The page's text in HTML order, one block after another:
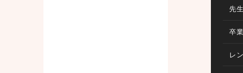
先
卒
レ